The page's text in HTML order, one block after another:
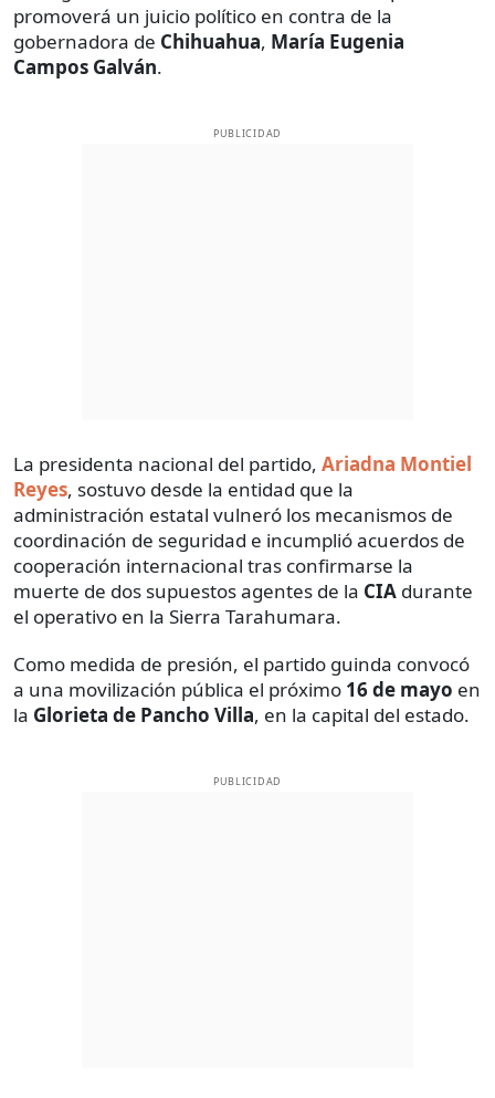
promoverá un juicio político en contra de la
gobernadora de Chihuahua, María Eugenia
Campos Galván.
PUBLICIDAD
La presidenta nacional del partido, Ariadna Montiel
Reyes, sostuvo desde la entidad que la
administración estatal vulneró los mecanismos de
coordinación de seguridad e incumplió acuerdos de
cooperación internacional tras confirmarse la
muerte de dos supuestos agentes de la CIA durante
el operativo en la Sierra Tarahumara.
Como medida de presión, el partido guinda convocó
a una movilización pública el próximo 16 de mayo en
la Glorieta de Pancho Villa, en la capital del estado.
PUBLICIDAD